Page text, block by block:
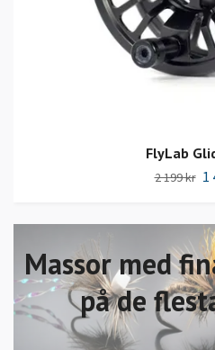
Massor med
på de
FlyLab
2 199 kr 1